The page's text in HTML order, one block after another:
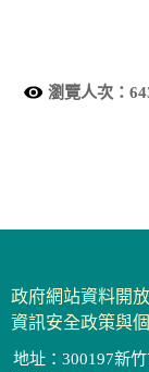
瀏覽人次：
政府網站資料開
資訊安全政策與
地址：300197新